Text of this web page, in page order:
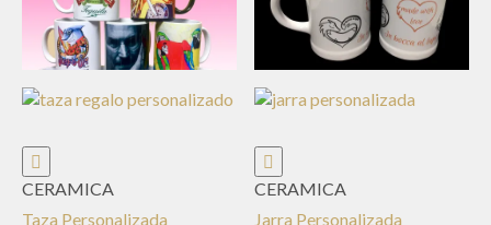
CERAMICA
Taza Personalizada
CERAMICA
Jarra Personalizada